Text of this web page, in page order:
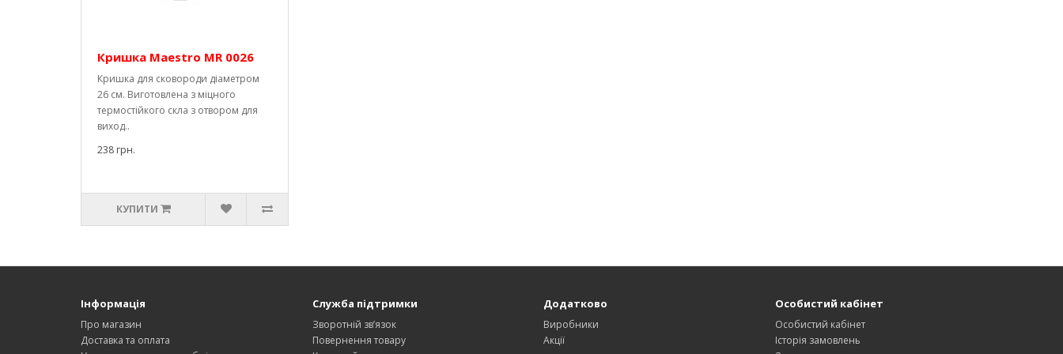
Кришка Maestro MR 0026
Кришка для сковороди діаметром
26 см. Виготовлена ​​з міцного
термостійкого скла з отвором для
виход..
238 грн.
КУПИТИ
Інформація
Про магазин
Доставка та оплата
Служба підтримки
Зворотній зв’язок
Повернення товару
Додатково
Виробники
Акції
Особистий кабінет
Особистий кабінет
Історія замовлень